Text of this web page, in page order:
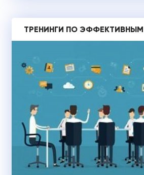
ТРЕНИНГИ ПО